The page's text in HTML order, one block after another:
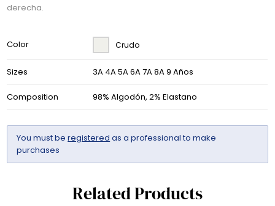
derecha.
Color Crudo
Sizes 3A 4A 5A 6A 7A 8A 9 Años
Composition 98% Algodón, 2% Elastano
You must beregistered as a professional to make
purchases
Related Products